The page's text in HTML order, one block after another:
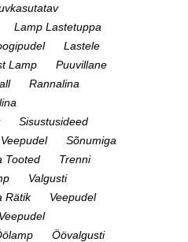
Lamp Lastetuppa
Lastele
Lamp
Puuvillane
Rannalina
Sisustusideed
Sõnumiga
Tooted
Trenni
Valgusti
Rätik
Veepudel
Veepudel
Öövalgusti